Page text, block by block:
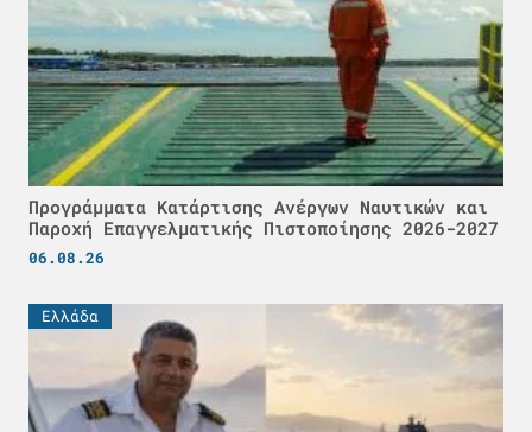
Προγράμματα Κατάρτισης Ανέργων Ναυτικών και
Παροχή Επαγγελματικής Πιστοποίησης 2026-2027
06.08.26
Ελλάδα